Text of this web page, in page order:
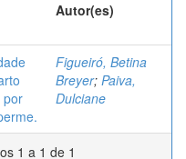
Autor(es)
por
Figueiró, Betina
Breyer; Paiva,
Dulciane
1 a 1 de 1